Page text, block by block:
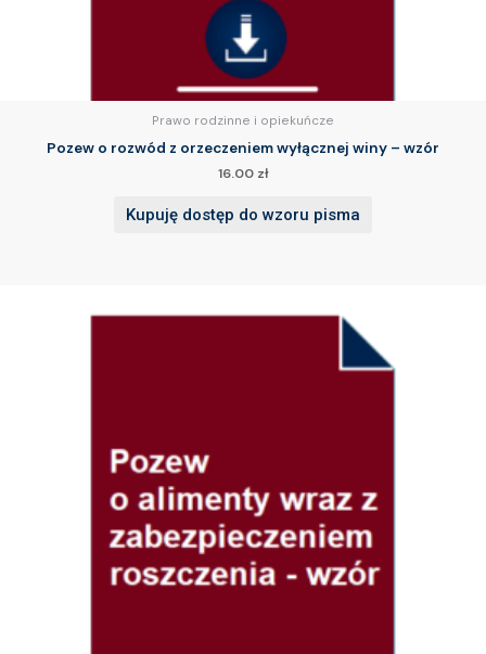
Prawo rodzinne i opiekuńcze
Pozew o rozwód z orzeczeniem wyłącznej winy – wzór
16.00 zł
Kupuję dostęp do wzoru pisma